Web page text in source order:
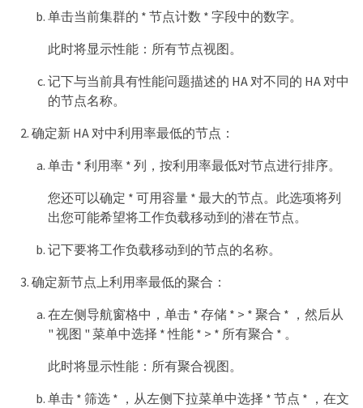
单击当前集群的 * 节点计数 * 字段中的数字。
此时将显示性能：所有节点视图。
记下与当前具有性能问题描述的 HA 对不同的 HA 对中
的节点名称。
确定新 HA 对中利用率最低的节点：
单击 * 利用率 * 列，按利用率最低对节点进行排序。
您还可以确定 * 可用容量 * 最大的节点。此选项将列
出您可能希望将工作负载移动到的潜在节点。
记下要将工作负载移动到的节点的名称。
确定新节点上利用率最低的聚合：
在左侧导航窗格中，单击 * 存储 * > * 聚合 * ，然后从
" 视图 " 菜单中选择 * 性能 * > * 所有聚合 * 。
此时将显示性能：所有聚合视图。
单击 * 筛选 * ，从左侧下拉菜单中选择 * 节点 * ，在文